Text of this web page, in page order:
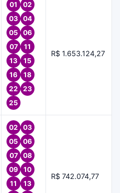
01
02
03
04
05
06
07
11
13
15
16
18
22
23
25
R$ 1.653.124,27
02
03
05
06
07
08
09
10
11
13
R$ 742.074,77